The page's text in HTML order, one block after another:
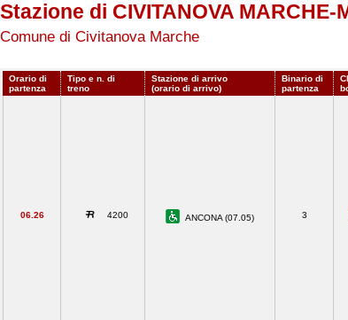
Stazione di CIVITANOVA MARCHE-
Comune di Civitanova Marche
Orario di
partenza
Tipo e n. di
treno
Stazione di arrivo
(orario di arrivo)
Binario di
partenza
06.26 4200 ANCONA (07.05) 3